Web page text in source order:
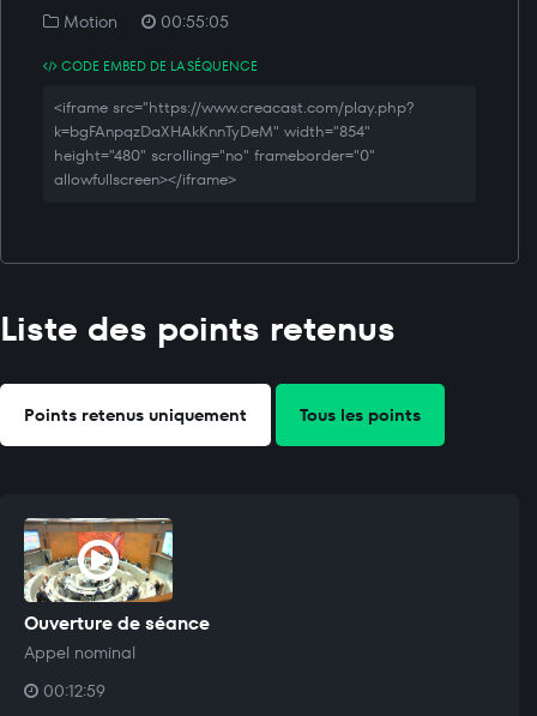
Motion
00:55:05
CODE EMBED DE LA SÉQUENCE
<iframe src="https://www.creacast.com/play.php?
k=bgFAnpqzDaXHAkKnnTyDeM" width="854"
height="480" scrolling="no" frameborder="0"
allowfullscreen></iframe>
Liste des points retenus
Points retenus uniquement Tous les points
Ouverture de séance
Appel nominal
00:12:59